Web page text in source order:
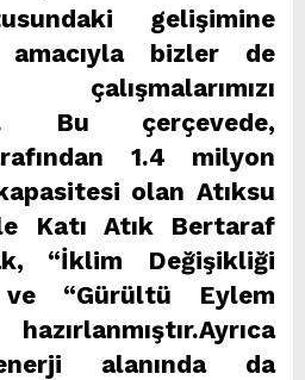
gelişimine
bizler de
Bu çerçevede,
1.4 milyon
olan Atıksu
Katı Atık Bertaraf
“İklim Değişikliği
ve “Gürültü Eylem
alanında da